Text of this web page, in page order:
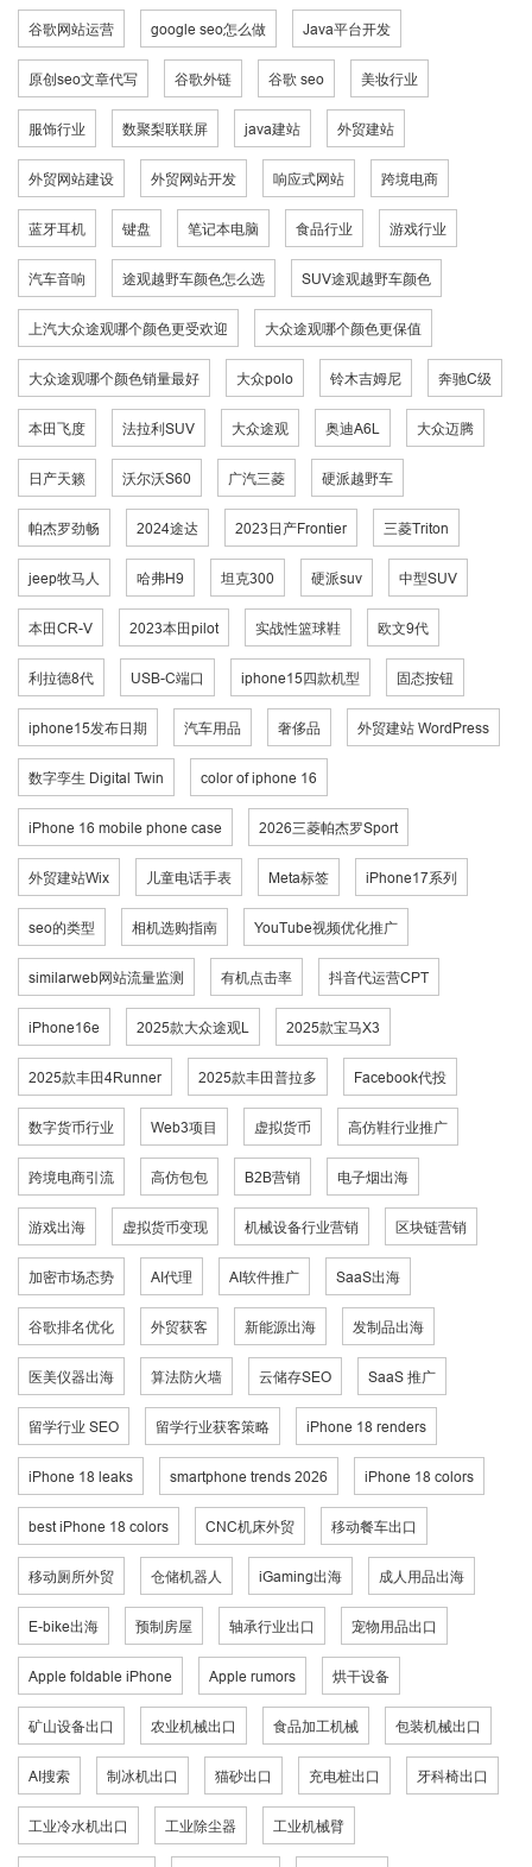
谷歌网站运营 google seo怎么做 Java平台开发
原创seo文章代写 谷歌外链 谷歌 seo 美妆行业
服饰行业 数聚梨联联屏 java建站 外贸建站
外贸网站建设 外贸网站开发 响应式网站 跨境电商
蓝牙耳机 键盘 笔记本电脑 食品行业 游戏行业
汽车音响 途观越野车颜色怎么选 SUV途观越野车颜色
上汽大众途观哪个颜色更受欢迎 大众途观哪个颜色更保值
大众途观哪个颜色销量最好 大众polo 铃木吉姆尼 奔驰C级
本田飞度 法拉利SUV 大众途观 奥迪A6L 大众迈腾
日产天籁 沃尔沃S60 广汽三菱 硬派越野车
帕杰罗劲畅 2024途达 2023日产Frontier 三菱Triton
jeep牧马人 哈弗H9 坦克300 硬派suv 中型SUV
本田CR-V 2023本田pilot 实战性篮球鞋 欧文9代
利拉德8代 USB-C端口 iphone15四款机型 固态按钮
iphone15发布日期 汽车用品 奢侈品 外贸建站 WordPress
数字孪生 Digital Twin color of iphone 16
iPhone 16 mobile phone case 2026三菱帕杰罗Sport
外贸建站Wix 儿童电话手表 Meta标签 iPhone17系列
seo的类型 相机选购指南 YouTube视频优化推广
similarweb网站流量监测 有机点击率 抖音代运营CPT
iPhone16e 2025款大众途观L 2025款宝马X3
2025款丰田4Runner 2025款丰田普拉多 Facebook代投
数字货币行业 Web3项目 虚拟货币 高仿鞋行业推广
跨境电商引流 高仿包包 B2B营销 电子烟出海
游戏出海 虚拟货币变现 机械设备行业营销 区块链营销
加密市场态势 AI代理 AI软件推广 SaaS出海
谷歌排名优化 外贸获客 新能源出海 发制品出海
医美仪器出海 算法防火墙 云储存SEO SaaS 推广
留学行业 SEO 留学行业获客策略 iPhone 18 renders
iPhone 18 leaks smartphone trends 2026 iPhone 18 colors
best iPhone 18 colors CNC机床外贸 移动餐车出口
移动厕所外贸 仓储机器人 iGaming出海 成人用品出海
E-bike出海 预制房屋 轴承行业出口 宠物用品出口
Apple foldable iPhone Apple rumors 烘干设备
矿山设备出口 农业机械出口 食品加工机械 包装机械出口
AI搜索 制冰机出口 猫砂出口 充电桩出口 牙科椅出口
工业冷水机出口 工业除尘器 工业机械臂